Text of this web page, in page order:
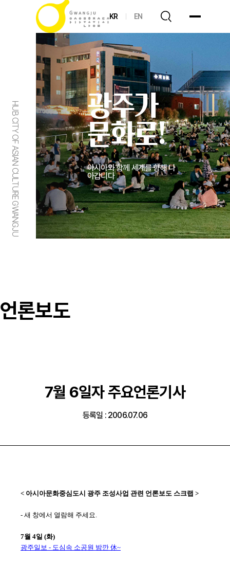
KR EN
HUB CITY OF ASIAN CULTURE GWANGJU
광주가
문화로!
아시아와 함께 세계를 향해 나
아갑니다
언론보도
7월 6일자 주요언론기사
등록일 : 2006.07.06
< 아시아문화중심도시 광주 조성사업 관련 언론보도 스크랩 >
- 새 창에서 열람해 주세요.
7월 4일 (화)
광주일보 - 도심속 소공원 밤깐 休~